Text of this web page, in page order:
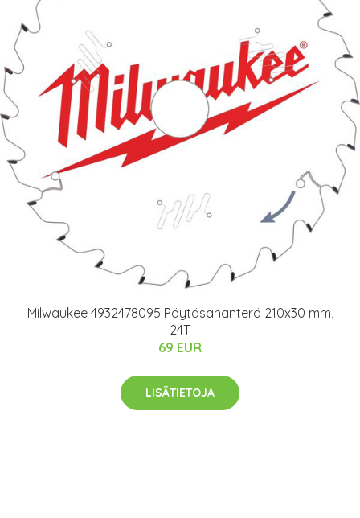
Milwaukee 4932478095 Pöytäsahanterä 210x30 mm,
24T
69 EUR
LISÄTIETOJA